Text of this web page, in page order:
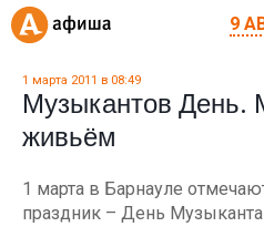
9
1 марта 2011 в 08:49
Музыкантов День.
живьём
1 марта в Барнауле
праздник – День